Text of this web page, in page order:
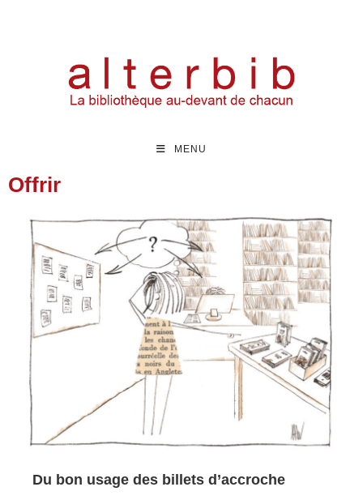
MENU
Offrir
Du bon usage des billets d’accroche